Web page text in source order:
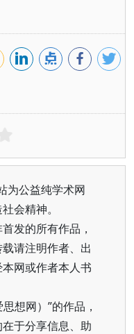
为公益纯学术网
会精神。
发的所有作品，
请注明作者、出
网或作者本人书
想网）”的作品，
于分享信息、助